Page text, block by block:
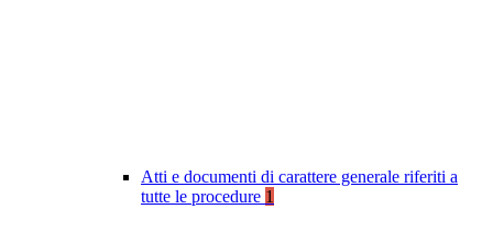
Atti e documenti di carattere generale riferiti a
tutte le procedure 1